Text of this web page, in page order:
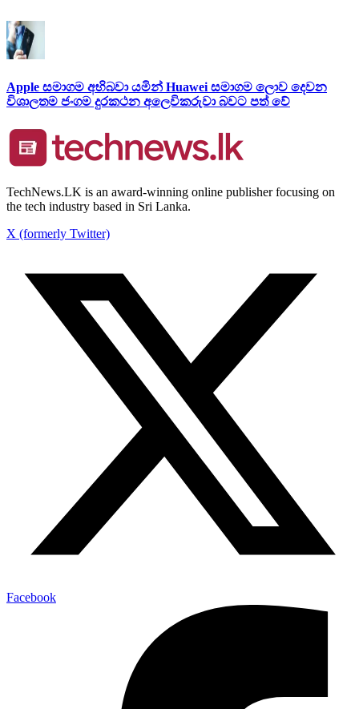
Apple සමාගම අභිබවා යමින් Huawei සමාගම ලොව දෙවන
විශාලතම ජංගම දුරකථන අලෙවිකරුවා බවට පත් වේ
TechNews.LK is an award-winning online publisher focusing on
the tech industry based in Sri Lanka.
X (formerly Twitter)
Facebook